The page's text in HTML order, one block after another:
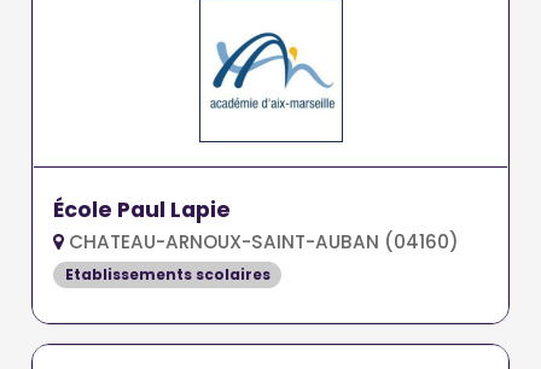
École Paul Lapie
CHATEAU-ARNOUX-SAINT-AUBAN (04160)
Etablissements scolaires